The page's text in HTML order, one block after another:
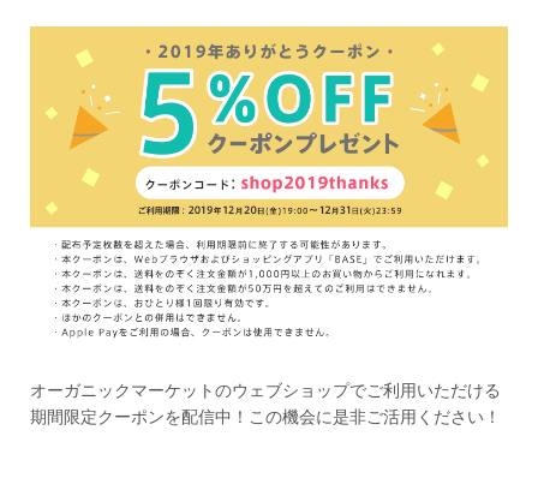
オーガニックマーケットのウェブショップでご利用いただける
期間限定クーポンを配信中！この機会に是非ご活用ください！